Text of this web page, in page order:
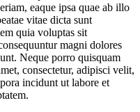
eaque ipsa quae ab illo
vitae dicta sunt
quia voluptas sit
magni dolores
Neque porro quisquam
consectetur, adipisci velit,
incidunt ut labore et